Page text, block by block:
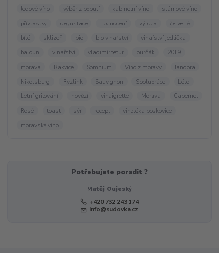
ledové víno
výběr z bobulí kabinetní víno
slámové víno
přívlastky
degustace hodnocení výroba
červené
bílé
sklizeň bio bio vinařství
vinařství jedlička
baloun
vinařství vladimír tetur burčák
2019
morava
Rakvice Somnium Víno z moravy
Jandora
Nikolsburg
Ryzlink Sauvignon Spolupráce
Léto
Letní grilování
hovězí vinaigrette Morava
Cabernet
Rosé
toast sýr recept
vinotéka boskovice
moravské víno
Potřebujete poradit ?
Matěj Oujeský
+420 732 243 174
info@sudovka.cz